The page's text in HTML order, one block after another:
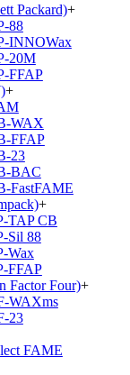
Packard)+
88
INNOWax
20M
FFAP
+
WAX
FFAP
23
BAC
FastFAME
+
TAP CB
Sil 88
Wax
FFAP
Factor Four)+
WAXms
23
FAME